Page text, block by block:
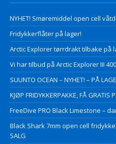
NYHET! Smøremiddel open cell
Fridykkerflåter på lager!
Arctic Explorer tørrdrakt tilbake på
Vi har tilbud på Arctic Explorer III
SUUNTO OCEAN – NYHET! – PÅ
KJØP FRIDYKKERPAKKE, FÅ GRATIS
FreeDive PRO Black Limestone –
Black Shark 7mm open cell
SALG